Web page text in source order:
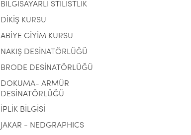
BİLGİSAYARLI STİLİSTLİK
DİKİŞ KURSU
ABİYE GİYİM KURSU
NAKIŞ DESİNATÖRLÜĞÜ
BRODE DESİNATÖRLÜĞÜ
DOKUMA- ARMÜR
DESİNATÖRLÜĞÜ
İPLİK BİLGİSİ
JAKAR - NEDGRAPHICS